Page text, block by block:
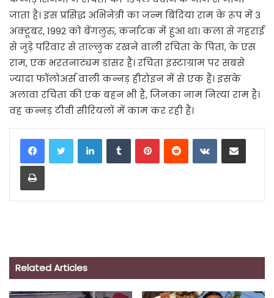
जाता है। इस प्रसिद्ध अभिनेत्री का जन्म बिंदिया राम के रूप में 3
अक्टूबर, 1992 को बेंगलुरु, कर्नाटक में हुआ था। कला से गहराई
से जुड़े परिवार से ताल्लुक रखने वाली रचिता के पिता, के एस
राम, एक भरतनाट्यम डांसर हैं। रचिता इंस्टाग्राम पर सबसे
ज्यादा फॉलोअर्स वाली कन्नड़ हीरोइन में से एक हैं। इसके
अलावा रचिता की एक बहन भी हैं, जिनका नाम नित्या राम है।
वह कन्नड़ टीवी सीरियलों में काम कर रही हैं।
LinkedInTumblrPinterestReddit VKontakteShare via Email
Print
Related Articles